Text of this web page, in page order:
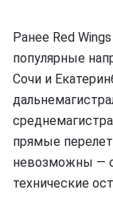
Ранее Red
популярные
Сочи и
прямые
невозможны —
технические